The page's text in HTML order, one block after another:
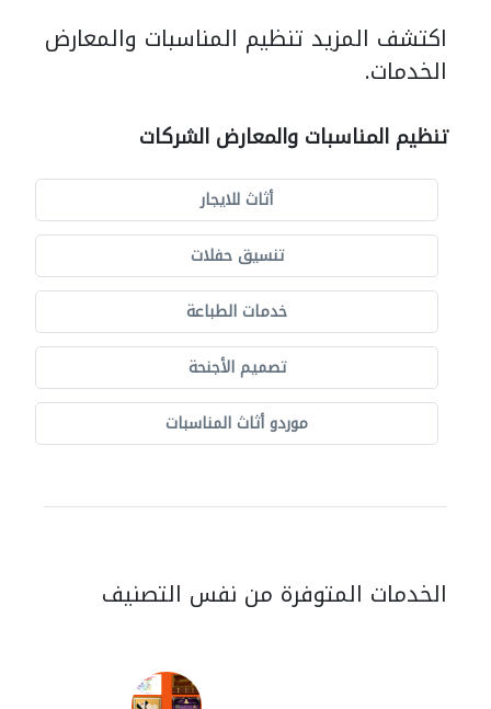
اكتشف المزيد تنظيم المناسبات والمعارض
الخدمات.
تنظيم المناسبات والمعارض الشركات
أثاث للايجار
تنسيق حفلات
خدمات الطباعة
تصميم الأجنحة
موردو أثاث المناسبات
الخدمات المتوفرة من نفس التصنيف